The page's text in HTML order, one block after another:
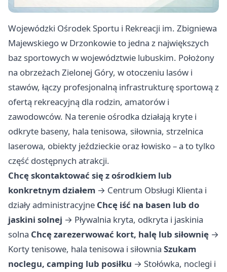
Wojewódzki Ośrodek Sportu i Rekreacji im. Zbigniewa
Majewskiego w Drzonkowie to jedna z największych
baz sportowych w województwie lubuskim. Położony
na obrzeżach Zielonej Góry, w otoczeniu lasów i
stawów, łączy profesjonalną infrastrukturę sportową z
ofertą rekreacyjną dla rodzin, amatorów i
zawodowców. Na terenie ośrodka działają kryte i
odkryte baseny, hala tenisowa, siłownia, strzelnica
laserowa, obiekty jeździeckie oraz łowisko – a to tylko
część dostępnych atrakcji.
Chcę skontaktować się z ośrodkiem lub
konkretnym działem → Centrum Obsługi Klienta i
działy administracyjne Chcę iść na basen lub do
jaskini solnej → Pływalnia kryta, odkryta i jaskinia
solna Chcę zarezerwować kort, halę lub siłownię →
Korty tenisowe, hala tenisowa i siłownia Szukam
noclegu, camping lub posiłku → Stołówka, noclegi i